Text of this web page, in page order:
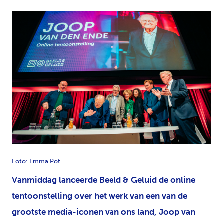
JPG
Foto: Emma Pot
Vanmiddag lanceerde Beeld & Geluid de online
tentoonstelling over het werk van een van de
grootste media-iconen van ons land, Joop van